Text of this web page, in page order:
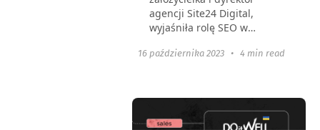
agencji Site24 Digital,
wyjaśniła rolę SEO w
powody sukcesów oraz
pomaga w zarządzaniu...
16 października 2023 • 4 min read